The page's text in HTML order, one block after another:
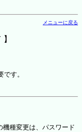
メニューに戻る
す。
種変更は、パスワード